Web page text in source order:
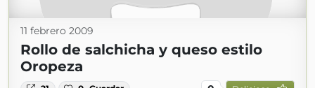
11 febrero 2009
Rollo de salchicha y queso estilo
Oropeza